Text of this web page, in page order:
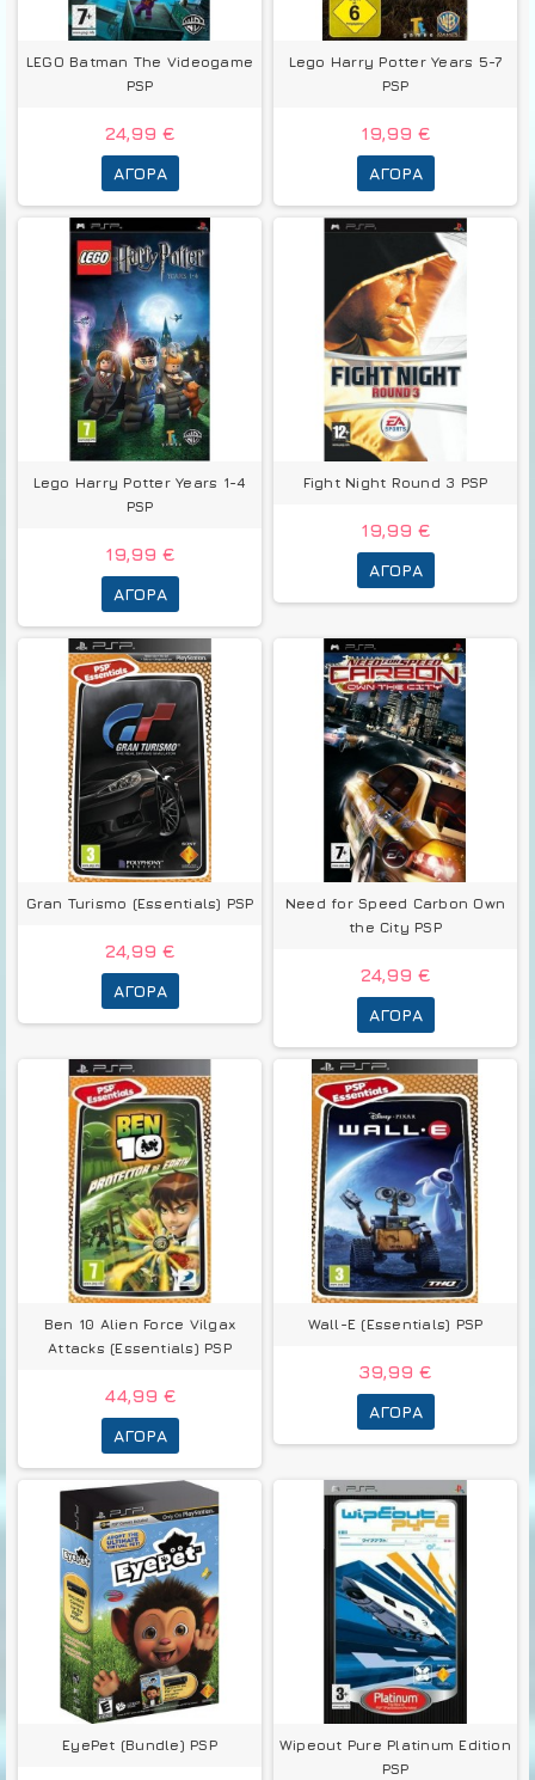
LEGO Batman The Videogame
PSP
24,99 €
ΑΓΟΡΆ
Lego Harry Potter Years 5-7
PSP
19,99 €
ΑΓΟΡΆ
Lego Harry Potter Years 1-4
PSP
19,99 €
ΑΓΟΡΆ
Fight Night Round 3 PSP
19,99 €
ΑΓΟΡΆ
Gran Turismo (Essentials) PSP
24,99 €
ΑΓΟΡΆ
Need for Speed Carbon Own
the City PSP
24,99 €
ΑΓΟΡΆ
Ben 10 Alien Force Vilgax
Attacks (Essentials) PSP
44,99 €
ΑΓΟΡΆ
Wall-Ε (Essentials) PSP
39,99 €
ΑΓΟΡΆ
EyePet (Bundle) PSP
Wipeout Pure Platinum Edition
PSP